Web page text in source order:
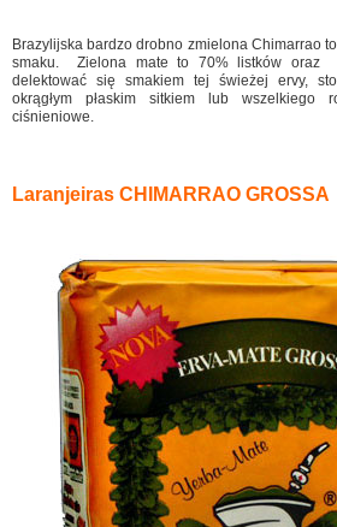
Brazylijska bardzo drobno zmielona Chimarrao
smaku. Zielona mate to 70% listków oraz
delektować się smakiem tej świeżej ervy,
okrągłym płaskim sitkiem lub wszelkiego
ciśnieniowe.
Laranjeiras CHIMARRAO GROSSA